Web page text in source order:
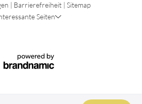
| Barrierefreiheit | Sitemap
Seiten